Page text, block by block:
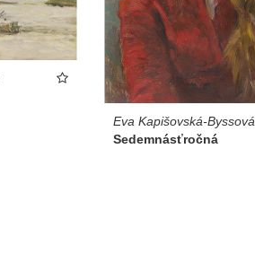
Eva Kapišovská-Byssová
Sedemnásťročná